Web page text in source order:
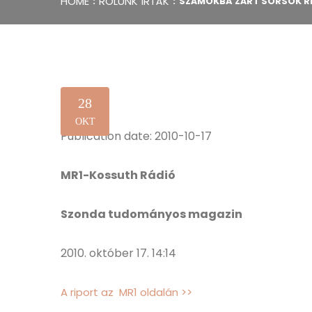
28
OKT
Publication date: 2010-10-17
MR1-Kossuth Rádió
Szonda tudományos magazin
2010. október 17. 14:14
A riport az MR1 oldalán >>